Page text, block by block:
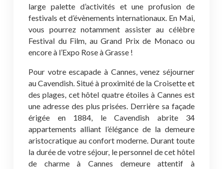
large palette d’activités et une profusion de
festivals et d’évènements internationaux. En Mai,
vous pourrez notamment assister au célèbre
Festival du Film, au Grand Prix de Monaco ou
encore à l’Expo Rose à Grasse !
Pour votre escapade à Cannes, venez séjourner
au Cavendish. Situé à proximité de la Croisette et
des plages, cet hôtel quatre étoiles à Cannes est
une adresse des plus prisées. Derrière sa façade
érigée en 1884, le Cavendish abrite 34
appartements alliant l’élégance de la demeure
aristocratique au confort moderne. Durant toute
la durée de votre séjour, le personnel de cet hôtel
de charme à Cannes demeure attentif à